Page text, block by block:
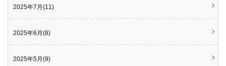
2025年7月(11)
2025年6月(8)
2025年5月(9)